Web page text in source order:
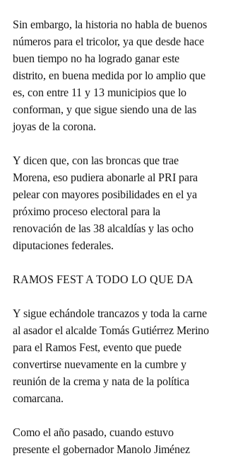
Sin embargo, la historia no habla de buenos
números para el tricolor, ya que desde hace
buen tiempo no ha logrado ganar este
distrito, en buena medida por lo amplio que
es, con entre 11 y 13 municipios que lo
conforman, y que sigue siendo una de las
joyas de la corona.
Y dicen que, con las broncas que trae
Morena, eso pudiera abonarle al PRI para
pelear con mayores posibilidades en el ya
próximo proceso electoral para la
renovación de las 38 alcaldías y las ocho
diputaciones federales.
RAMOS FEST A TODO LO QUE DA
Y sigue echándole trancazos y toda la carne
al asador el alcalde Tomás Gutiérrez Merino
para el Ramos Fest, evento que puede
convertirse nuevamente en la cumbre y
reunión de la crema y nata de la política
comarcana.
Como el año pasado, cuando estuvo
presente el gobernador Manolo Jiménez